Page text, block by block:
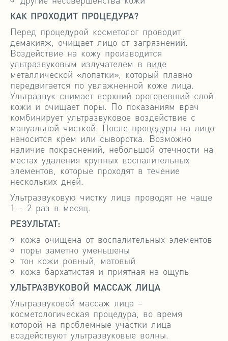
КАК ПРОХОДИТ ПРОЦЕДУРА?
Перед процедурой косметолог проводит
демакияж, очищает лицо от загрязнений.
Воздействие на кожу производится
ультразвуковым излучателем в виде
металлической «лопатки», который плавно
передвигается по увлажненной коже лица.
Ультразвук снимает верхний ороговевший слой
кожи и очищает поры. По показаниям врач
комбинирует ультразвуковое воздействие с
мануальной чисткой. После процедуры на лицо
наносится крем или сыворотка. Возможно
наличие покраснений, небольшой отечности на
местах удаления крупных воспалительных
элементов, которые проходят в течение
нескольких дней.
Ультразвуковую чистку лица проводят не чаще
1 - 2 раз в месяц.
РЕЗУЛЬТАТ:
кожа очищена от воспалительных элементов
поры заметно уменьшены
тон кожи ровный, матовый
кожа бархатистая и приятная на ощупь
УЛЬТРАЗВУКОВОЙ МАССАЖ ЛИЦА
Ультразвуковой массаж лица –
косметологическая процедура, во время
которой на проблемные участки лица
воздействуют ультразвуковые волны.